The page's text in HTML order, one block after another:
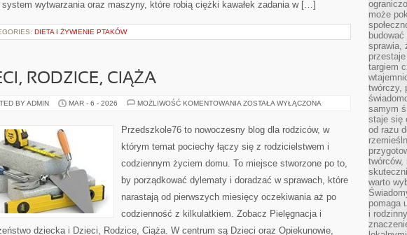
system wytwarzania oraz maszyny, które robią ciężki kawałek zadania w […]
DIETA I ŻYWIENIE PTAKÓW
RODZICE, CIĄŻA
BY ADMIN MAR - 6 - 2026 MOŻLIWOŚĆ KOMENTOWANIA DZIECI,
ZOSTAŁA WYŁĄCZONA
Przedszkole76 to nowoczesny blog dla rodziców, w
którym temat pociechy łączy się z rodzicielstwem i
codziennym życiem domu. To miejsce stworzone po to,
by porządkować dylematy i doradzać w sprawach, które
narastają od pierwszych miesięcy oczekiwania aż po
codzienność z kilkulatkiem. Zobacz Pielęgnacja i
dziecka i Dzieci, Rodzice, Ciąża. W centrum są Dzieci oraz Opiekunowie,
może
sprawia,
targiem
twórczy,
samym
staje się
od razu
twórców,
warto
pomaga
i